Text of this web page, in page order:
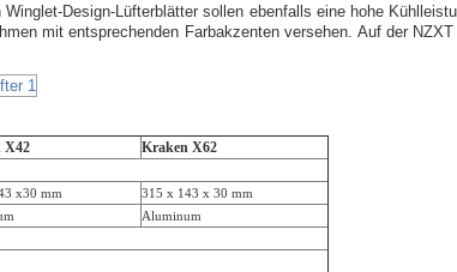
Design-Lüfterblätter sollen ebenfalls eine hohe
mit entsprechenden Farbakzenten versehen. Auf der
X42
Kraken X62
x30 mm 315 x 143 x 30 mm
Aluminum